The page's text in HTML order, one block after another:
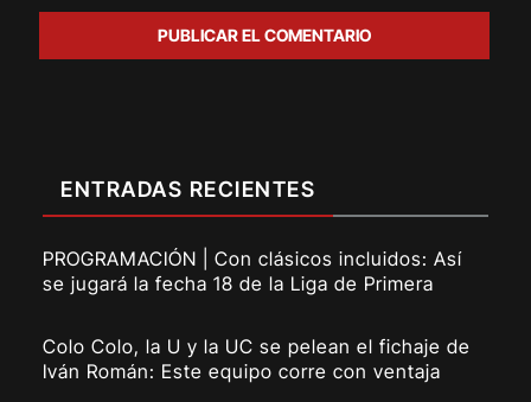
ENTRADAS RECIENTES
PROGRAMACIÓN | Con clásicos incluidos: Así
se jugará la fecha 18 de la Liga de Primera
Colo Colo, la U y la UC se pelean el fichaje de
Iván Román: Este equipo corre con ventaja